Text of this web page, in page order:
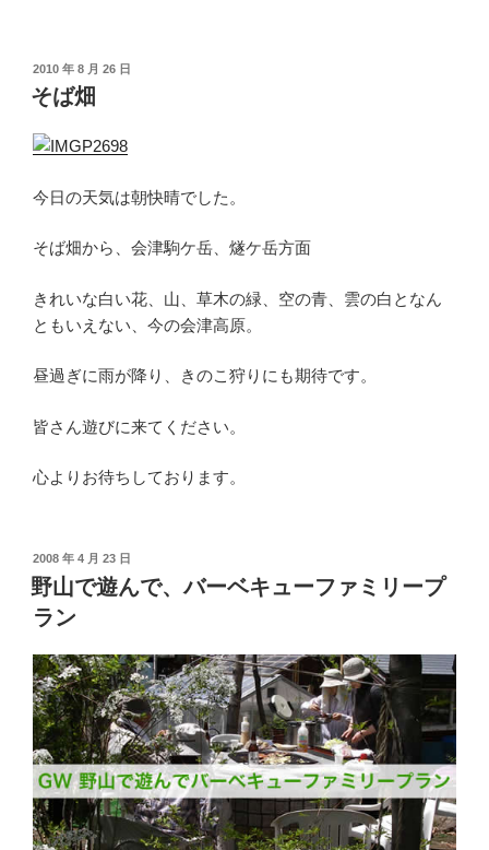
投
稿
日:
2010 年 8 月 26 日
そば畑
今日の天気は朝快晴でした。
そば畑から、会津駒ケ岳、燧ケ岳方面
きれいな白い花、山、草木の緑、空の青、雲の白となん
ともいえない、今の会津高原。
昼過ぎに雨が降り、きのこ狩りにも期待です。
皆さん遊びに来てください。
心よりお待ちしております。
投
稿
日:
2008 年 4 月 23 日
野山で遊んで、バーベキューファミリープ
ラン